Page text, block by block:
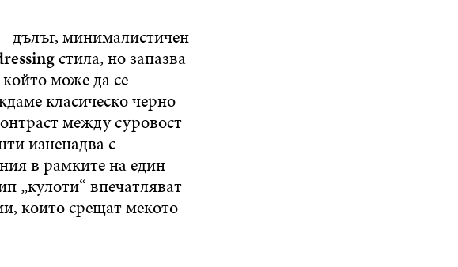
– дълъг, минималистичен
стила, но запазва
може да се
класическо черно
между суровост
изненадва с
в рамките на един
„кулоти“ впечатляват
които срещат мекото